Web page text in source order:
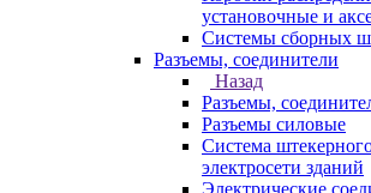
установочные и
Системы сборных
Разъемы, соединители
Назад
Разъемы,
Разъемы силовые
Система
электросети зданий
Электрические